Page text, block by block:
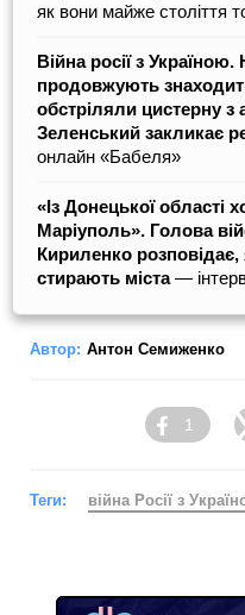
як вони майже століття
Війна росії з
продовжують
обстріляли цистерну з
Зеленський закликає
онлайн «Бабеля»
«Із Донецької області
Маріуполь». Голова
Кириленко
стирають міста―
Автор: Антон Семиженко
1
Теги: війна Росії з